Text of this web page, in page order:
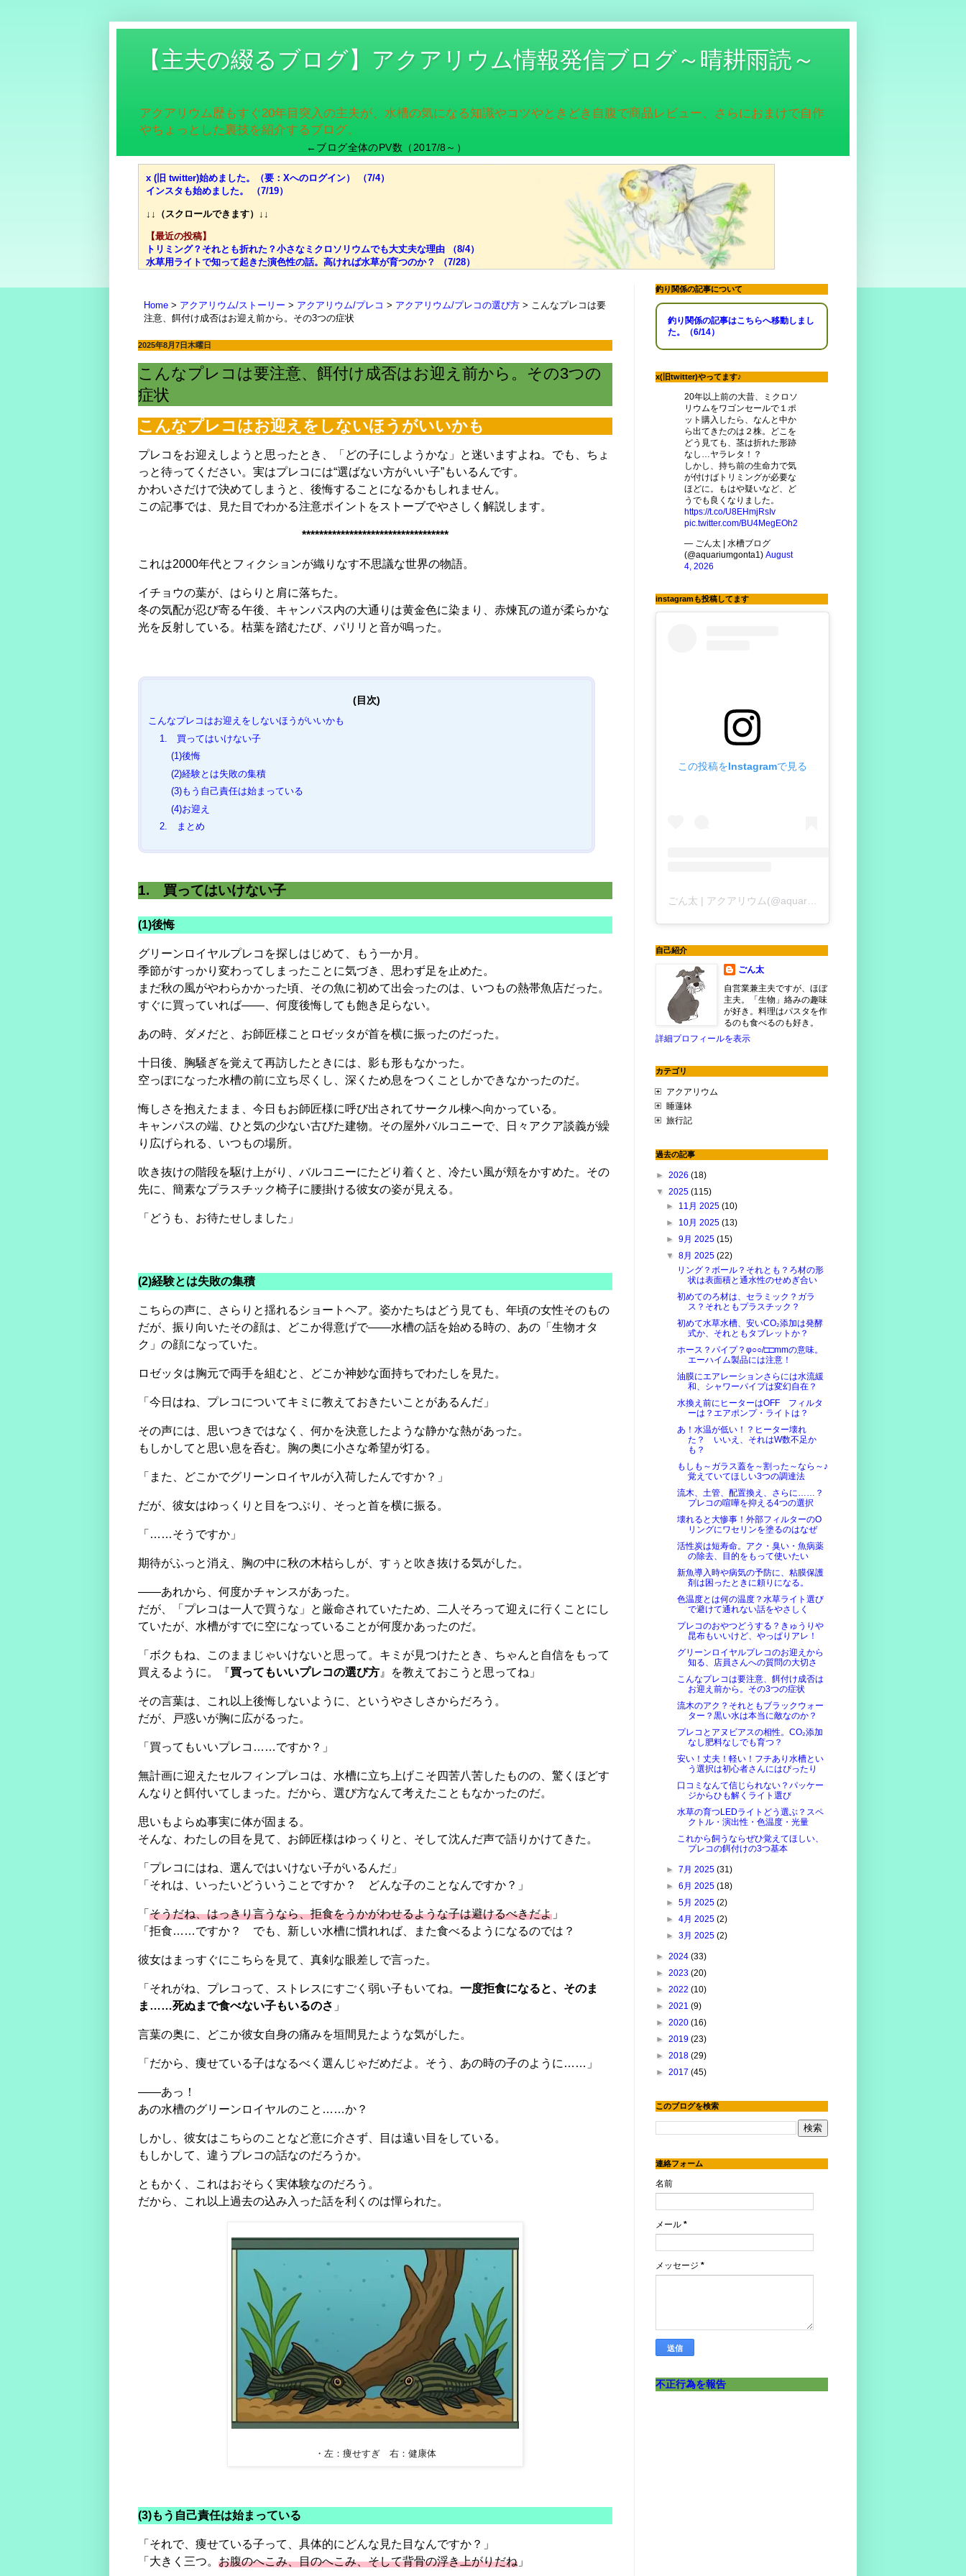
【主夫の綴るブログ】アクアリウム情報発信ブログ～晴耕雨読～
アクアリウム歴もすぐ20年目突入の主夫が、水槽の気になる知識やコツやときどき自腹で商品レビュー、さらにおまけで自作
やちょっとした裏技を紹介するブログ。
←ブログ全体のPV数（2017/8～）
x (旧 twitter)始めました。（要：Xへのログイン） （7/4）
インスタも始めました。 （7/19）
↓↓（スクロールできます）↓↓
【最近の投稿】
トリミング？それとも折れた？小さなミクロソリウムでも大丈夫な理由 （8/4）
水草用ライトで知って起きた演色性の話。高ければ水草が育つのか？ （7/28）
失敗談：安価な室内用LED電球で水草は育ちにくい。その理由とは？ （7/7）
ミクロソリウムはどんな水草？CO2添加量や肥料はどうする？ （6/30）
やった水槽立ち上がった！でもすぐにウールマットの掃除はしないで！ （6/23）
電磁弁が先か？スピードコントローラーが先か？CO2漏れ意外な原因 （6/16）
マツモが育てるには？ライト、CO2、肥料、トリミングどうする？ （6/9）
マツモをシェルターにする理由。仕方なくホームセンターまで行った訳 （6/2）
どうしてアカヒレは、安価で地味なのに人を魅了してやまないのか？ （5/26）
水槽立ち上げ！悩むパイロットフィッシュ選びはコイ科のアカヒレで （5/19）
復帰・復活→放置した水槽・外部フィルターは水が漏れないか確認を！ （5/12）
熱帯魚とブームで価格高騰に巻き込まれた話。その時の心構えとは？ （5/5）
素手でコリドラスを追いかけまわした結果、激痛・悶絶そして反省 （4/29）
コリドラスを飼育するなら水槽に敷いておきたい田砂の話 （4/15）
Home アクアリウム/ストーリー アクアリウム/プレコ アクアリウム/プレコの選び方
こんなプレコは要
注意、餌付け成否はお迎え前から。その3つの症状
2025年8月7日木曜日
こんなプレコは要注意、餌付け成否はお迎え前から。その3つの
症状
こんなプレコはお迎えをしないほうがいいかも
プレコをお迎えしようと思ったとき、「どの子にしようかな」と迷いますよね。でも、ちょ
っと待ってください。実はプレコには“選ばない方がいい子”もいるんです。
かわいさだけで決めてしまうと、後悔することになるかもしれません。
この記事では、見た目でわかる注意ポイントをストーブでやさしく解説します。
**********************************
これは2000年代とフィクションが織りなす不思議な世界の物語。
イチョウの葉が、はらりと肩に落ちた。
冬の気配が忍び寄る午後、キャンパス内の大通りは黄金色に染まり、赤煉瓦の道が柔らかな
光を反射している。枯葉を踏むたび、パリリと音が鳴った。
こんなプレコはお迎えをしないほうがいいかも
1. 買ってはいけない子
(1)後悔
(2)経験とは失敗の集積
(3)もう自己責任は始まっている
(4)お迎え
2. まとめ
1. 買ってはいけない子
(1)後悔
グリーンロイヤルプレコを探しはじめて、もう一か月。
季節がすっかり変わってしまったことに気づき、思わず足を止めた。
まだ秋の風がやわらかかった頃、その魚に初めて出会ったのは、いつもの熱帯魚店だった。
すぐに買っていれば――、何度後悔しても飽き足らない。
あの時、ダメだと、お師匠様ことロゼッタが首を横に振ったのだった。
十日後、胸騒ぎを覚えて再訪したときには、影も形もなかった。
空っぽになった水槽の前に立ち尽くし、深くため息をつくことしかできなかったのだ。
悔しさを抱えたまま、今日もお師匠様に呼び出されてサークル棟へ向かっている。
キャンパスの端、ひと気の少ない古びた建物。その屋外バルコニーで、日々アクア談義が繰
り広げられる、いつもの場所。
吹き抜けの階段を駆け上がり、バルコニーにたどり着くと、冷たい風が頬をかすめた。その
先に、簡素なプラスチック椅子に腰掛ける彼女の姿が見える。
「どうも、お待たせしました」
(2)経験とは失敗の集積
こちらの声に、さらりと揺れるショートヘア。姿かたちはどう見ても、年頃の女性そのもの
だが、振り向いたその顔は、どこか得意げで――水槽の話を始める時の、あの「生物オタ
ク」の顔になっていた。
ロゼッタは胸元で両手を組むと、どこか神妙な面持ちでわたしを見た。
「今日はね、プレコについてキミに教えておきたいことがあるんだ」
その声には、思いつきではなく、何かを決意したような静かな熱があった。
もしかしてと思い息を呑む。胸の奥に小さな希望が灯る。
「また、どこかでグリーンロイヤルが入荷したんですか？」
だが、彼女はゆっくりと目をつぶり、そっと首を横に振る。
「……そうですか」
期待がふっと消え、胸の中に秋の木枯らしが、すぅと吹き抜ける気がした。
――あれから、何度かチャンスがあった。
だが、「プレコは一人で買うな」と厳命されていたため、二人そろって迎えに行くことにし
ていたが、水槽がすでに空になっていることが何度かあったのだ。
「ボクもね、このままじゃいけないと思って。キミが見つけたとき、ちゃんと自信をもって
買えるように。『買ってもいいプレコの選び方 』を教えておこうと思ってね」
その言葉は、これ以上後悔しないように、というやさしさからだろう。
だが、戸惑いが胸に広がるった。
「買ってもいいプレコ……ですか？」
無計画に迎えたセルフィンプレコは、水槽に立ち上げこそ四苦八苦したものの、驚くほどす
んなりと餌付いてしまった。だから、選び方なんて考えたこともなかったのだ。
思いもよらぬ事実に体が固まる。
そんな、わたしの目を見て、お師匠様はゆっくりと、そして沈んだ声で語りかけてきた。
「プレコにはね、選んではいけない子がいるんだ」
「それは、いったいどういうことですか？ どんな子のことなんですか？」
「 そうだね、はっきり言うなら、拒食をうかがわせるような子は避けるべきだよ 」
「拒食……ですか？ でも、新しい水槽に慣れれば、また食べるようになるのでは？
彼女はまっすぐにこちらを見て、真剣な眼差しで言った。
「それがね、プレコって、ストレスにすごく弱い子もいてね。 一度拒食になると、そのま
ま……死ぬまで食べない子もいるのさ 」
言葉の奥に、どこか彼女自身の痛みを垣間見たような気がした。
「だから、痩せている子はなるべく選んじゃだめだよ。そう、あの時の子のように……」
――あっ！
あの水槽のグリーンロイヤルのこと……か？
しかし、彼女はこちらのことなど意に介さず、目は遠い目をしている。
もしかして、違うプレコの話なのだろうか。
ともかく、これはおそらく実体験なのだろう。
だから、これ以上過去の込み入った話を利くのは憚られた。
・左：痩せすぎ 右：健康体
(3)もう自己責任は始まっている
「それで、痩せている子って、具体的にどんな見た目なんですか？」
「大きく三つ。 お腹のへこみ、目のへこみ、そして背骨の浮き上がりだね 」
釣り関係の記事について
釣り関係の記事はこちらへ移動しまし
た。（6/14）
x(旧twitter)やってます♪
20年以上前の大昔、ミクロソ
リウムをワゴンセールで１ポ
ット購入したら、なんと中か
ら出てきたのは２株。どこを
どう見ても、茎は折れた形跡
なし…ヤラレタ！？
しかし、持ち前の生命力で気
が付けばトリミングが必要な
ほどに。もはや疑いなど、ど
うでも良くなりました。
https://t.co/U8EHmjRsIv
pic.twitter.com/BU4MegEOh2
— ごん太 | 水槽ブログ
(@aquariumgonta1) August
4, 2026
instagramも投稿してます
この投稿をInstagramで見る
自己紹介
ごん太
自営業兼主夫ですが、ほぼ
主夫。「生物」絡みの趣味
が好き。料理はパスタを作
るのも食べるのも好き。
詳細プロフィールを表示
カテゴリ
アクアリウム
睡蓮鉢
旅行記
過去の記事
► 2026 (18)
▼ 2025 (115)
► 11月 2025(10)
► 10月 2025(13)
►9月 2025(15)
▼8月 2025(22)
リング？ボール？それとも？ろ材の形
状は表面積と通水性のせめぎ合い
初めてのろ材は、セラミック？ガラ
ス？それともプラスチック？
初めて水草水槽、安いCO₂添加は発酵
式か、それともタブレットか？
ホース？パイプ？φ○○/□□mmの意味。
エーハイム製品には注意！
油膜にエアレーションさらには水流緩
和、シャワーパイプは変幻自在？
水換え前にヒーターはOFF フィルタ
ーは？エアポンプ・ライトは？
あ！水温が低い！？ヒーター壊れ
た？ いいえ、それはW数不足か
も？
もしも～ガラス蓋を～割った～なら～♪
覚えていてほしい3つの調達法
流木、土管、配置換え、さらに……？
プレコの喧嘩を抑える4つの選択
壊れると大惨事！外部フィルターのO
リングにワセリンを塗るのはなぜ
活性炭は短寿命。アク・臭い・魚病薬
の除去、目的をもって使いたい
新魚導入時や病気の予防に、粘膜保護
剤は困ったときに頼りになる。
色温度とは何の温度？水草ライト選び
で避けて通れない話をやさしく
プレコのおやつどうする？きゅうりや
昆布もいいけど、やっぱりアレ！
グリーンロイヤルプレコのお迎えから
知る、店員さんへの質問の大切さ
こんなプレコは要注意、餌付け成否は
お迎え前から。その3つの症状
流木のアク？それともブラックウォー
ター？黒い水は本当に敵なのか？
プレコとアヌビアスの相性。CO₂添加
なし肥料なしでも育つ？
安い！丈夫！軽い！フチあり水槽とい
う選択は初心者さんにはぴったり
口コミなんて信じられない？パッケー
ジからひも解くライト選び
水草の育つLEDライトどう選ぶ？スペ
クトル・演出性・色温度・光量
これから飼うならぜひ覚えてほしい、
プレコの餌付けの3つ基本
►7月 2025(31)
►6月 2025(18)
►5月 2025(2)
►4月 2025(2)
►3月 2025(2)
► 2024 (33)
► 2023 (20)
► 2022 (10)
► 2021 (9)
► 2020 (16)
► 2019 (23)
► 2018 (29)
► 2017 (45)
このブログを検索
連絡フォーム
名前
メール *
メッセージ *
不正行為を報告